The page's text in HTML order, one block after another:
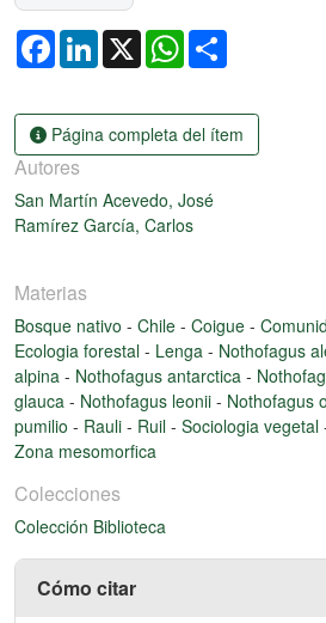
FacebookLinkedIn
X WhatsApp
Página completa del ítem
Autores
San Martín Acevedo, José
Ramírez García, Carlos
Materias
Bosque nativo - Chile - Coigue -
Ecologia forestal - Lenga - Nothofagus
alpina - Nothofagus antarctica -
glauca - Nothofagus leonii - Nothofagus
pumilio - Rauli - Ruil - Sociologia vegetal
Zona mesomorfica
Colecciones
Colección Biblioteca
Cómo citar